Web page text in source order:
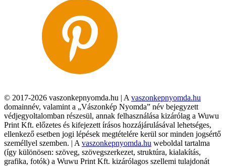
© 2017-2026 vaszonkepnyomda.hu | A vaszonkepnyomda.hu
domainnév, valamint a „Vászonkép Nyomda” név bejegyzett
védjegyoltalomban részesül, annak felhasználása kizárólag a Wuwu
Print Kft. előzetes és kifejezett írásos hozzájárulásával lehetséges,
ellenkező esetben jogi lépések megtételére kerül sor minden jogsértő
személlyel szemben. | A vaszonkepnyomda.hu weboldal tartalma
(így különösen: szöveg, szövegszerkezet, struktúra, kialakítás,
grafika, fotók) a Wuwu Print Kft. kizárólagos szellemi tulajdonát